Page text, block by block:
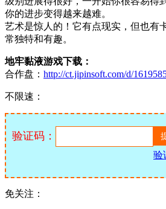
你的进步变得越来越难。
艺术是惊人的！它有点现实，但也有
常独特和有趣。
地牢黏液游戏下载：
合作盘： http://ct.jipinsoft.com/d/
不限速：
验证码：
验
免关注：